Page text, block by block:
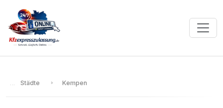
Städte Kempen